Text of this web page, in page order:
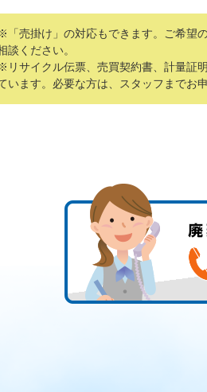
「売掛け」の対応もできます。ご希望
談ください。
リサイクル伝票、売買契約書、計量証
います。必要な方は、スタッフまでお